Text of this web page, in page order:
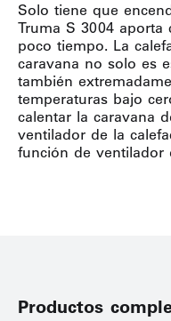
Solo tiene que
Truma S 3004 aporta
poco tiempo. La
caravana no solo es
también
temperaturas bajo
calentar la caravana
ventilador de la
función de ventilador
Productos